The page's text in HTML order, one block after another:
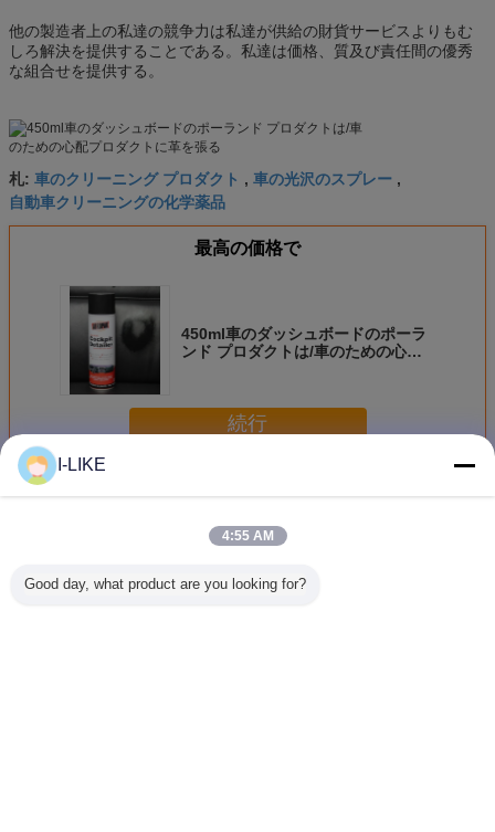
他の製造者上の私達の競争力は私達が供給の財貨サービスよりもむ
しろ解決を提供することである。私達は価格、質及び責任間の優秀
な組合せを提供する。
札: 車のクリーニング プロダクト , 車の光沢のスプレー ,
自動車クリーニングの化学薬品
最高の価格で
450ml車のダッシュボードのポーラ
ンド プロダクトは/車のための心配
続行
多く自動車クリーニング プロダクト
I-LIKE
4:55 AM
Good day, what product are you looking for?